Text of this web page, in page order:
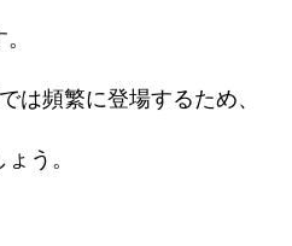
は頻繁に登場するため、
う。